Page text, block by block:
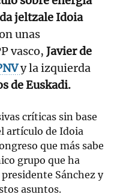
jeltzale Idoia
unas
vasco, Javier de
y la izquierda
de Euskadi.
críticas sin base
artículo de Idoia
que más sabe
grupo que ha
Sánchez y
asuntos.